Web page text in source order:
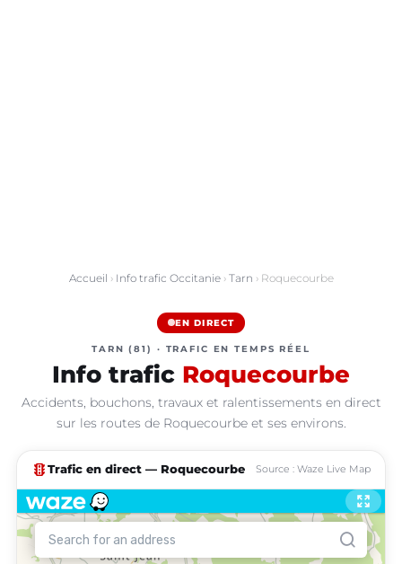
Accueil › Info trafic Occitanie› Tarn › Roquecourbe
EN DIRECT
TARN (81) · TRAFIC EN TEMPS RÉEL
Info trafic Roquecourbe
Accidents, bouchons, travaux et ralentissements en direct
sur les routes de Roquecourbe et ses environs.
traffic Trafic en direct — Roquecourbe Source : Waze Live Map